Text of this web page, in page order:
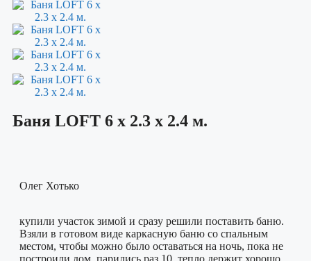
Баня LOFT 6 х 2.3 х 2.4 м.
Олег Хотько
купили участок зимой и сразу решили поставить баню.
Взяли в готовом виде каркасную баню со спальным
местом, чтобы можно было оставаться на ночь, пока не